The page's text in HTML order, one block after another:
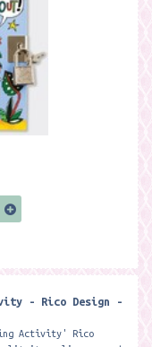
- Rico Design -
Activity' Rico